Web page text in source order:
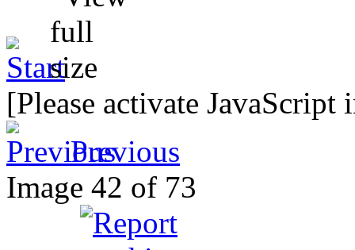
[Please activate
Previous
Image 42 of 73